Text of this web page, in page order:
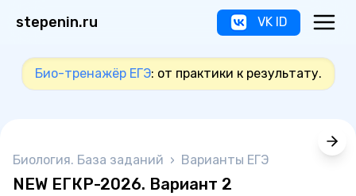
stepenin.ru VK ID
Био-тренажёр ЕГЭ: от практики к результату.
Биология. База заданий › Варианты ЕГЭ
NEW ЕГКР-2026. Вариант 2